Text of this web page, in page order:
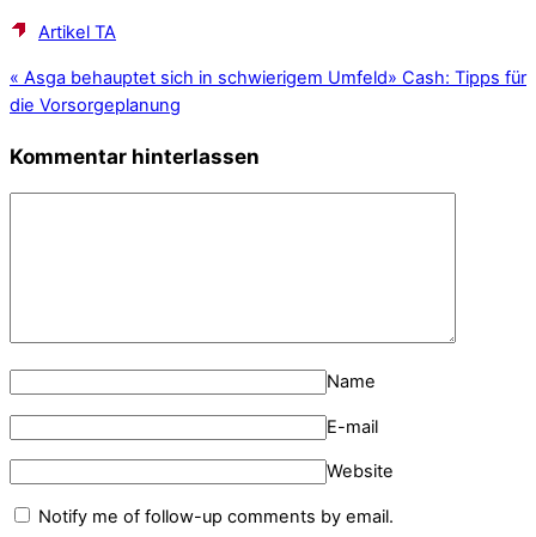
Artikel TA
« Asga behauptet sich in schwierigem Umfeld» Cash: Tipps für
die Vorsorgeplanung
Kommentar hinterlassen
Name
E-mail
Website
Notify me of follow-up comments by email.